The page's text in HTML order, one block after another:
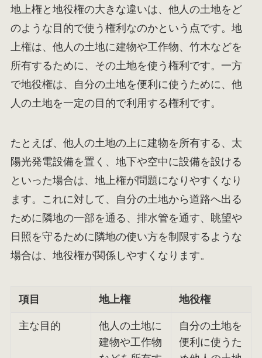
地上権と地役権の大きな違いは、他人の土地をど
のような目的で使う権利なのかという点です。地
上権は、他人の土地に建物や工作物、竹木などを
所有するために、その土地を使う権利です。一方
で地役権は、自分の土地を便利に使うために、他
人の土地を一定の目的で利用する権利です。
たとえば、他人の土地の上に建物を所有する、太
陽光発電設備を置く、地下や空中に設備を設ける
といった場合は、地上権が問題になりやすくなり
ます。これに対して、自分の土地から道路へ出る
ために隣地の一部を通る、排水管を通す、眺望や
日照を守るために隣地の使い方を制限するような
場合は、地役権が関係しやすくなります。
項目 地上権 地役権
主な目的
他人の土地に
建物や工作物
自分の土地を
便利に使うた